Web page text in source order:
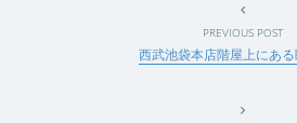
PREVIOUS POST
西武池袋本店階屋上にあ